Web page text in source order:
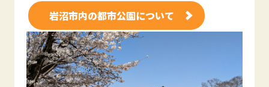
岩沼市内の都市公園について